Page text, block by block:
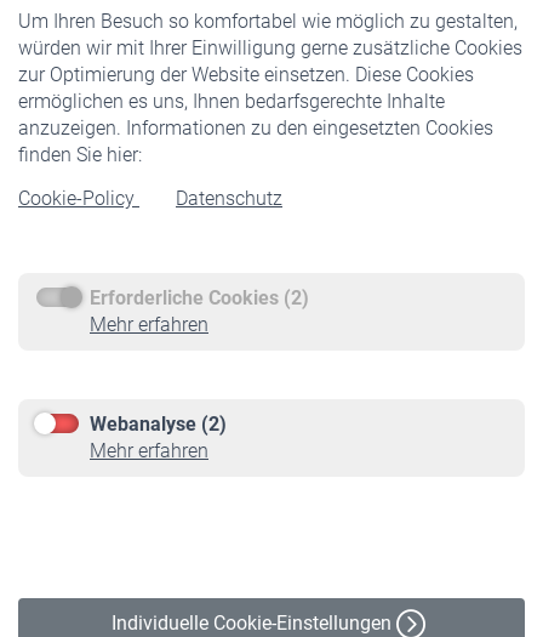
Um Ihren Besuch so komfortabel wie möglich zu gestalten,
würden wir mit Ihrer Einwilligung gerne zusätzliche Cookies
zur Optimierung der Website einsetzen. Diese Cookies
ermöglichen es uns, Ihnen bedarfsgerechte Inhalte
anzuzeigen. Informationen zu den eingesetzten Cookies
finden Sie hier:
Cookie-Policy
Datenschutz
Erforderliche Cookies (2)
Mehr erfahren
Webanalyse (2)
Mehr erfahren
Individuelle Cookie-Einstellungen
Staatliche Förderung
Veranstaltungen
Rentner
Rentenbeginn
Rente beantragen
Service
Informationen
Online-Rechner
VBLnewsletter
Erklärung zur Barrierefreiheit